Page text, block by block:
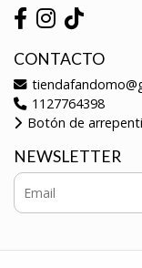
CONTACTO
1127764398
Botón de
NEWSLETTER